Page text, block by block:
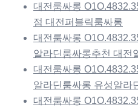
대전룸싸롱
점 대전퍼블릭룸싸롱
대전룸싸롱
알라딘룸싸롱추천 대전
대전룸싸롱
알라딘룸싸롱 유성알라
대전룸싸롱